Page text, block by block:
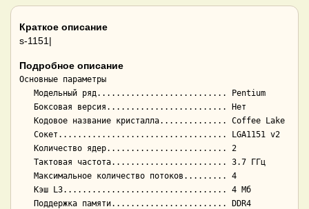
Краткое описание
s-1151|
Подробное описание
Основные параметры